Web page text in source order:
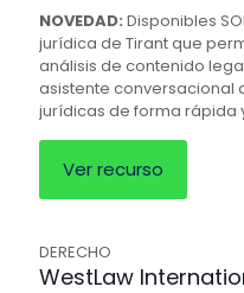
NOVEDAD: Disponibles
jurídica de Tirant que
análisis de contenido
asistente conversacional
jurídicas de forma rápida
Ver recurso
DERECHO
WestLaw